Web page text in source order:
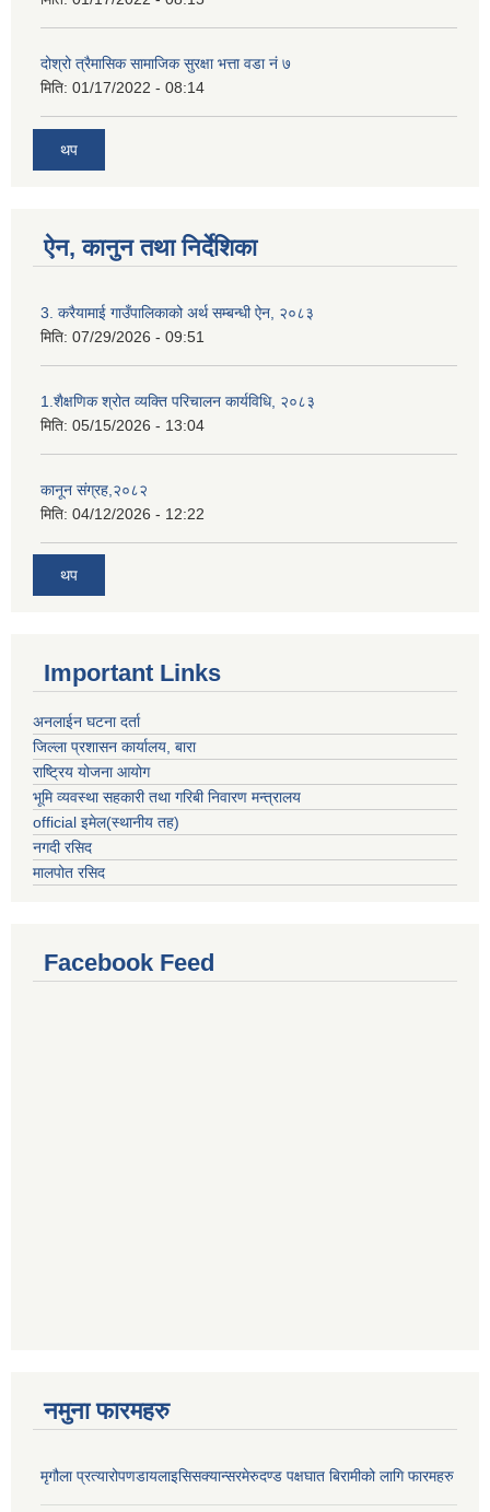
दोश्रो त्रैमासिक सामाजिक सुरक्षा भत्ता वडा नं ७
मिति: 01/17/2022 - 08:14
थप
ऐन, कानुन तथा निर्देशिका
3. करैयामाई गाउँपालिकाको अर्थ सम्बन्धी ऐन, २०८३
मिति: 07/29/2026 - 09:51
1.शैक्षणिक श्रोत व्यक्ति परिचालन कार्यविधि, २०८३
मिति: 05/15/2026 - 13:04
कानून संग्रह,२०८२
मिति: 04/12/2026 - 12:22
थप
Important Links
अनलाईन घटना दर्ता
जिल्ला प्रशासन कार्यालय, बारा
राष्ट्रिय योजना आयोग
भूमि व्यवस्था सहकारी तथा गरिबी निवारण मन्त्रालय
official इमेल(स्थानीय तह)
नगदी रसिद
मालपोत रसिद
Facebook Feed
नमुना फारमहरु
मृगौला प्रत्यारोपणडायलाइसिसक्यान्सरमेरुदण्ड पक्षघात बिरामीको लागि फारमहरु